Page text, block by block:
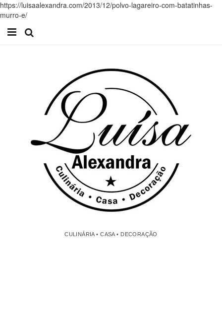
https://luisaalexandra.com/2013/12/polvo-lagareiro-com-batatinhas-
murro-e/
CULINÁRIA • CASA • DECORAÇÃO